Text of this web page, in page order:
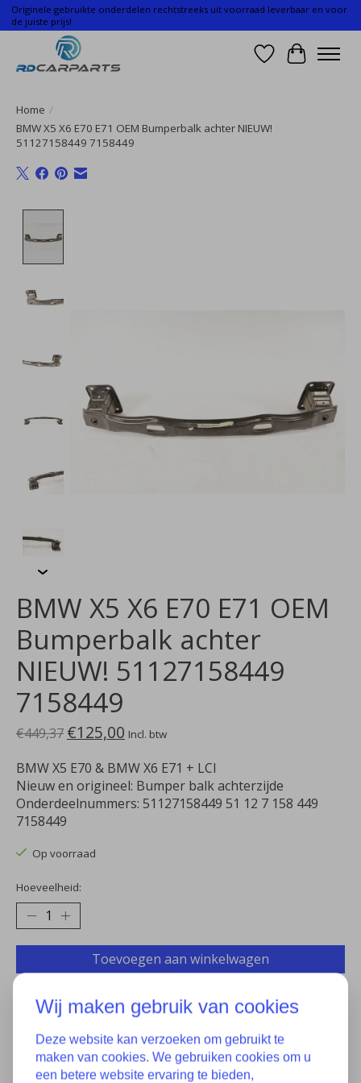
Originele gebruikte onderdelen rechtstreeks uit voorraad leverbaar en voor
de juiste prijs!
Verlanglijst
Home /
BMW X5 X6 E70 E71 OEM Bumperbalk achter NIEUW!
51127158449 7158449
BMW X5 X6 E70 E71 OEM
Bumperbalk achter
NIEUW! 51127158449
7158449
€449,37 €125,00 Incl. btw
BMW X5 E70 & BMW X6 E71 + LCI
Nieuw en origineel: Bumper balk achterzijde
Onderdeelnummers: 51127158449 51 12 7 158 449
7158449
Op voorraad
Hoeveelheid:
Toevoegen aan winkelwagen
Toevoegen om te vergelijken
Wij maken gebruik van cookies
Deze website kan verzoeken om gebruikt te
maken van cookies. We gebruiken cookies om u
een betere website ervaring te bieden,